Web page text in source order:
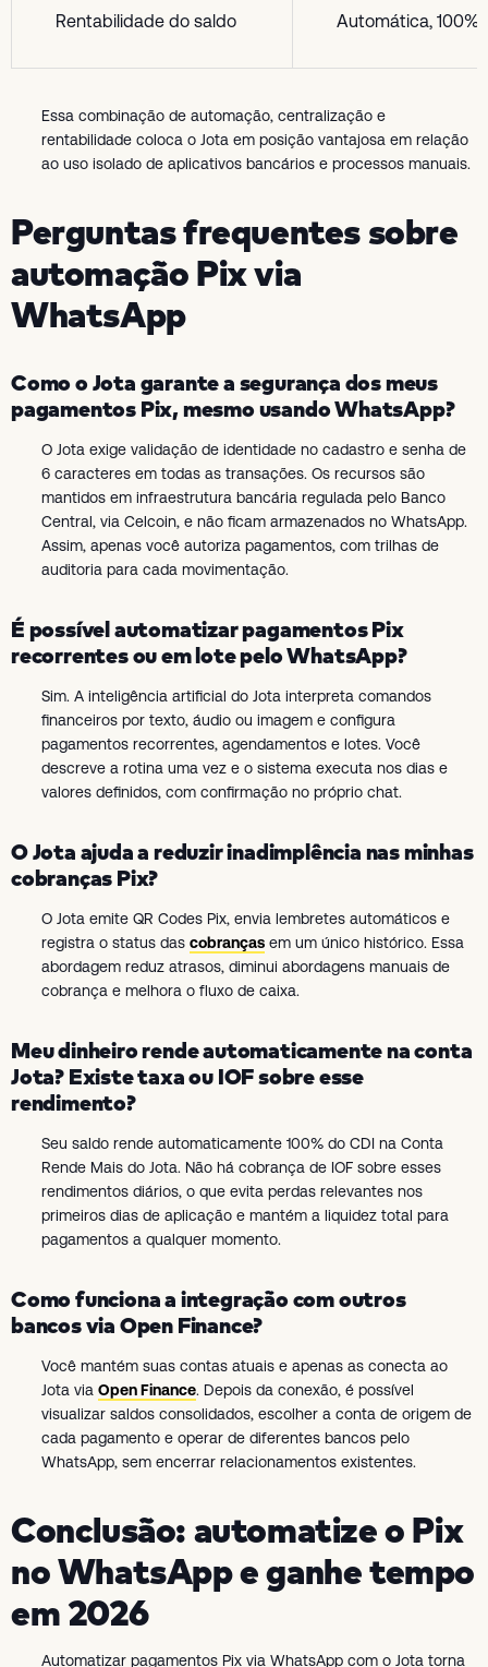
Rentabilidade do saldo Automática, 100%
Essa combinação de automação, centralização e
rentabilidade coloca o Jota em posição vantajosa em relação
ao uso isolado de aplicativos bancários e processos manuais.
Perguntas frequentes sobre
automação Pix via
WhatsApp
Como o Jota garante a segurança dos meus
pagamentos Pix, mesmo usando WhatsApp?
O Jota exige validação de identidade no cadastro e senha de
6 caracteres em todas as transações. Os recursos são
mantidos em infraestrutura bancária regulada pelo Banco
Central, via Celcoin, e não ficam armazenados no WhatsApp.
Assim, apenas você autoriza pagamentos, com trilhas de
auditoria para cada movimentação.
É possível automatizar pagamentos Pix
recorrentes ou em lote pelo WhatsApp?
Sim. A inteligência artificial do Jota interpreta comandos
financeiros por texto, áudio ou imagem e configura
pagamentos recorrentes, agendamentos e lotes. Você
descreve a rotina uma vez e o sistema executa nos dias e
valores definidos, com confirmação no próprio chat.
O Jota ajuda a reduzir inadimplência nas minhas
cobranças Pix?
O Jota emite QR Codes Pix, envia lembretes automáticos e
registra o status das cobranças em um único histórico. Essa
abordagem reduz atrasos, diminui abordagens manuais de
cobrança e melhora o fluxo de caixa.
Meu dinheiro rende automaticamente na conta
Jota? Existe taxa ou IOF sobre esse
rendimento?
Seu saldo rende automaticamente 100% do CDI na Conta
Rende Mais do Jota. Não há cobrança de IOF sobre esses
rendimentos diários, o que evita perdas relevantes nos
primeiros dias de aplicação e mantém a liquidez total para
pagamentos a qualquer momento.
Como funciona a integração com outros
bancos via Open Finance?
Você mantém suas contas atuais e apenas as conecta ao
Jota via Open Finance. Depois da conexão, é possível
visualizar saldos consolidados, escolher a conta de origem de
cada pagamento e operar de diferentes bancos pelo
WhatsApp, sem encerrar relacionamentos existentes.
Conclusão: automatize o Pix
no WhatsApp e ganhe tempo
em 2026
Automatizar pagamentos Pix via WhatsApp com o Jota torna